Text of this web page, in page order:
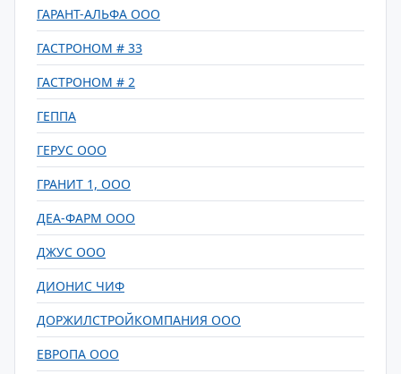
ГАРАНТ-АЛЬФА ООО
ГАСТРОНОМ # 33
ГАСТРОНОМ # 2
ГЕППА
ГЕРУС ООО
ГРАНИТ 1, ООО
ДЕА-ФАРМ ООО
ДЖУС ООО
ДИОНИС ЧИФ
ДОРЖИЛСТРОЙКОМПАНИЯ ООО
ЕВРОПА ООО